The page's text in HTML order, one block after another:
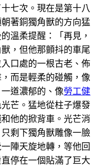
七次。現在是第十八
著銅獨角獸的方向猛
溫柔提醒：「再見，
，但他那顫抖的車尾
口處的一根古老、佈
而是輕柔的碰觸，像
道濃郁的、像勞工健
芒。猛地從柱子爆發
他的掀背車。光芒消
剩下獨角獸雕像一臉
陣天旋地轉，等他回
停在一個貼滿了巨大